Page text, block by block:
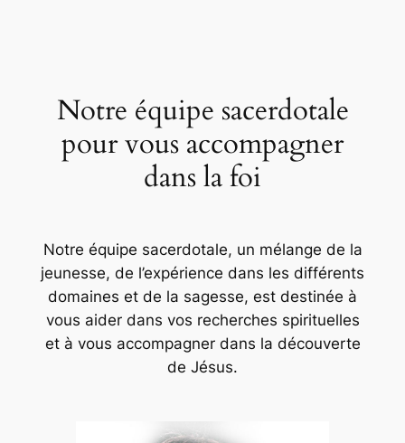
Notre équipe sacerdotale
pour vous accompagner
dans la foi
Notre équipe sacerdotale, un mélange de la
jeunesse, de l’expérience dans les différents
domaines et de la sagesse, est destinée à
vous aider dans vos recherches spirituelles
et à vous accompagner dans la découverte
de Jésus.